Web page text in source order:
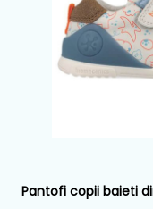
Pantofi copii baieti